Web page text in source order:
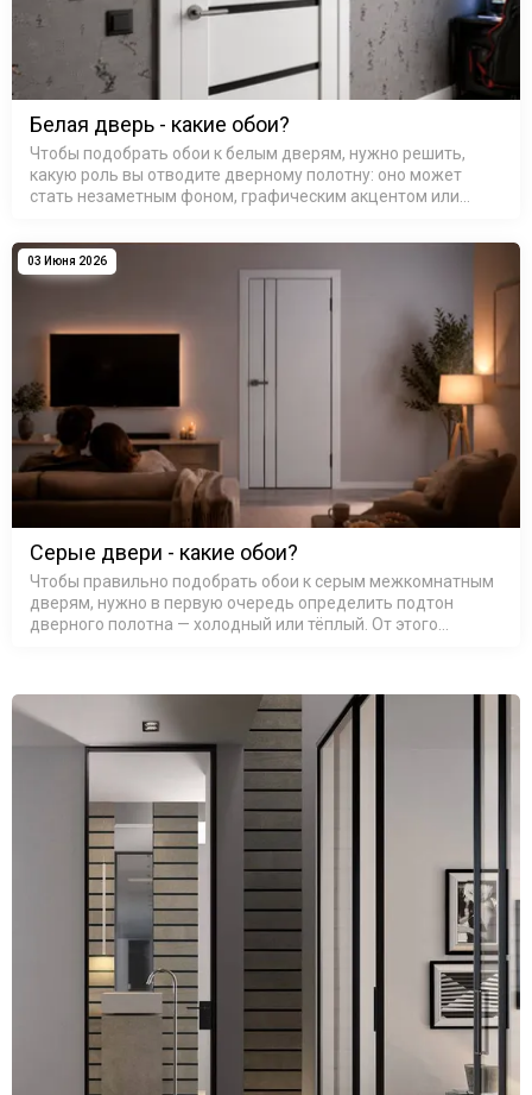
Белая дверь - какие обои?
Чтобы подобрать обои к белым дверям, нужно решить,
какую роль вы отводите дверному полотну: оно может
стать незаметным фоном, графическим акцентом или
обманчиво прост — он каже…
03 Июня 2026
Серые двери - какие обои?
Чтобы правильно подобрать обои к серым межкомнатным
дверям, нужно в первую очередь определить подтон
дверного полотна — холодный или тёплый. От этого